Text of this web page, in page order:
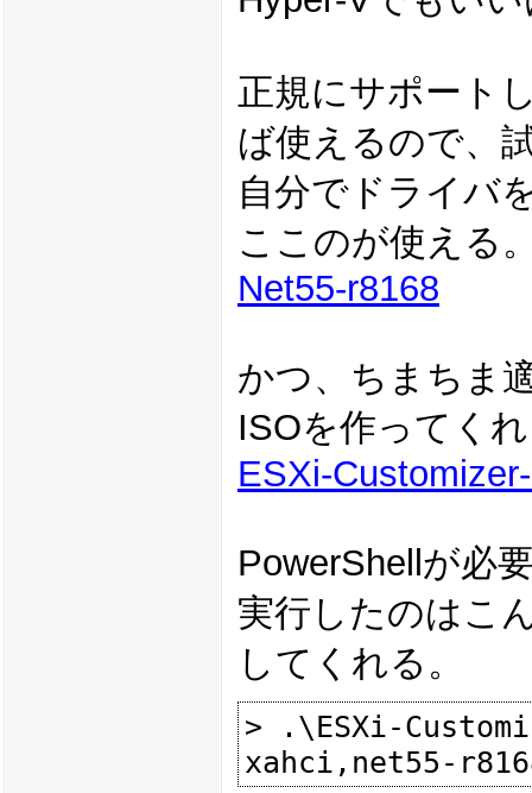
正規にサポート
ば使えるので、
自分でドライバ
ここのが使える
Net55-r8168
かつ、ちまちま
ISOを作ってく
ESXi-
PowerShellが必
実行したのはこ
してくれる。
> .\ESXi-